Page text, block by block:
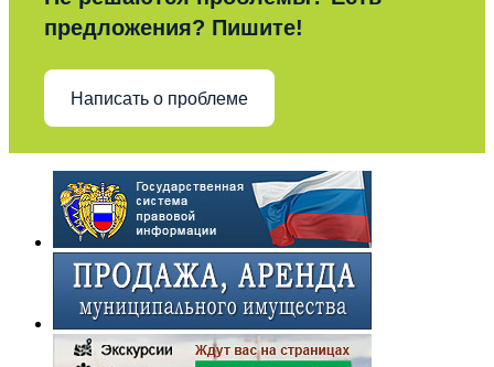
предложения? Пишите!
Написать о проблеме